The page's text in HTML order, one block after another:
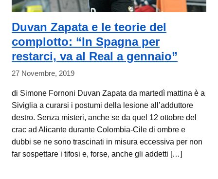
Duvan Zapata e le teorie del
complotto: “In Spagna per
restarci, va al Real a gennaio”
27 Novembre, 2019
di Simone Fornoni Duvan Zapata da martedì mattina è a
Siviglia a curarsi i postumi della lesione all’adduttore
destro. Senza misteri, anche se da quel 12 ottobre del
crac ad Alicante durante Colombia-Cile di ombre e
dubbi se ne sono trascinati in misura eccessiva per non
far sospettare i tifosi e, forse, anche gli addetti […]